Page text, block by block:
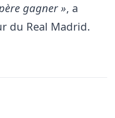
gagner », a
du Real Madrid.